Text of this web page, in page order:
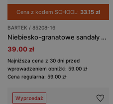
Cena z kodem SCHOOL: 33.15 zł
BARTEK / 85208-16
Niebiesko-granatowe sandały chłopięce BARTEK 85208-16
39.00 zł
Najniższa cena z 30 dni przed
wprowadzeniem obniżki: 59.00 zł
Cena regularna: 59.00 zł
Wyprzedaż